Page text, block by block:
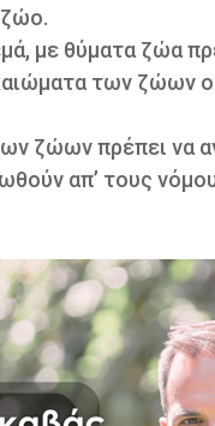
ζώο.
με θύματα ζώα
των ζώων
ζώων πρέπει να
απ’ τους